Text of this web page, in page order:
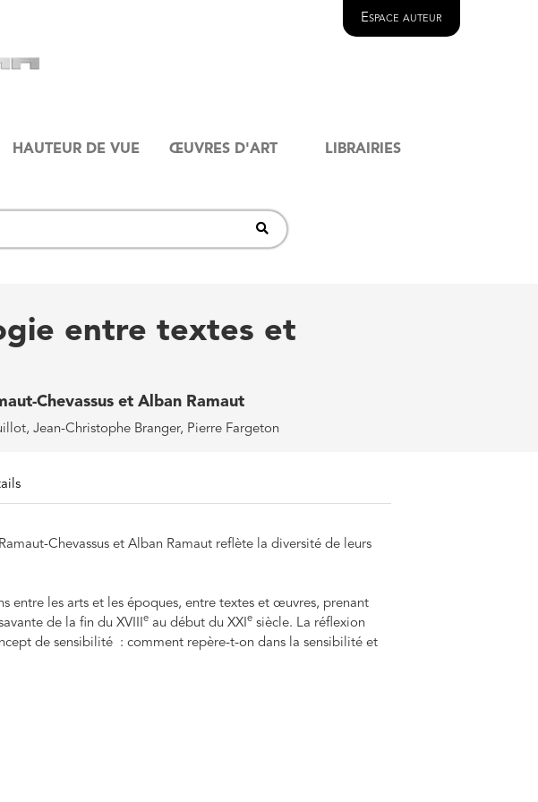
Espace auteur
HAUTEUR DE VUE ŒUVRES D'ART LIBRAIRIES
entre textes et
Chevassus et Alban Ramaut
Jean-Christophe Branger, Pierre Fargeton
Chevassus et Alban Ramaut reflète la diversité de leurs
entre les arts et les époques, entre textes et œuvres, prenant
de la fin du XVIIIeau début du XXIesiècle. La réflexion
de sensibilité : comment repère-t-on dans la sensibilité et
s’établissent-elles ainsi, sur le plan esthétique, entre
vue éloignés ?